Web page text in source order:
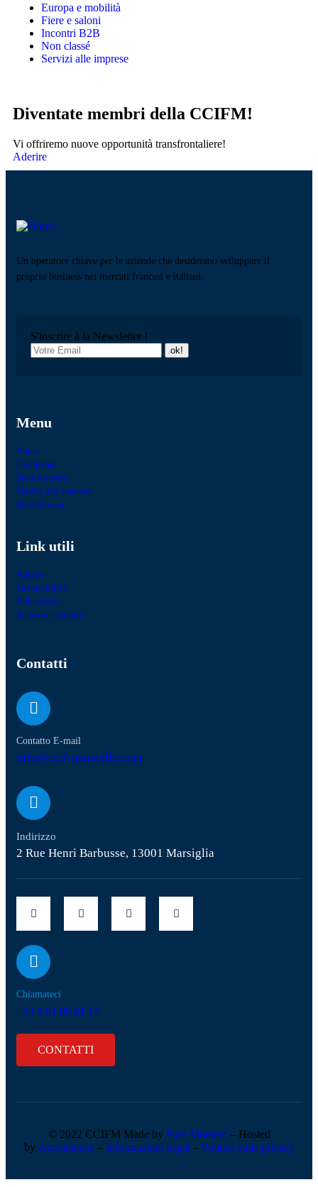
Europa e mobilità
Fiere e saloni
Incontri B2B
Non classé
Servizi alle imprese
Diventate membri della CCIFM!
Vi offriremo nuove opportunità transfrontaliere!
Aderire
Un operatore chiave per le aziende che desiderano sviluppare il
proprio business nei mercati francesi e italiani.
S'inscrire à la Newsletter !
Menu
Home
Chi Siamo
Fiere e eventi
Servizi alle imprese
Polo Europa
Link utili
Aderire
I nostri uffici
Hub export
Il nostro catalogo
Contatti
Contatto E-mail
info@ccif-marseille.com
Indirizzo
2 Rue Henri Barbusse, 13001 Marsiglia
Chiamateci
+33 4 91 90 81 17
CONTATTI
© 2022 CCIFM Made by Pure Moment– Hosted
by Accointance– Informazioni legali – Politica sulla privacy